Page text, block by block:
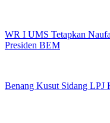
WR I UMS Tetapkan
Presiden BEM
Benang Kusut Sidang LPJ